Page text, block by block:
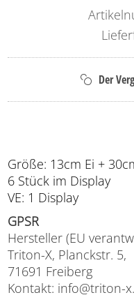
Größe: 13cm Ei +
6 Stück im Display
VE: 1 Display
GPSR
Hersteller (EU
Triton-X, Planckstr. 5,
71691 Freiberg
Kontakt: info@triton-